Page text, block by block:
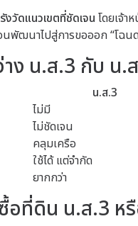
รังวัดแนวเขตที่ชัดเจน โดยเจ้า
พัฒนาไปสู่การขอออก “โฉน
ง น.ส.3 กับ น.
น.ส.3
ไม่มี
ไม่ชัดเจน
คลุมเครือ
ใช้ได้ แต่จำกัด
ยากกว่า
อที่ดิน น.ส.3 ห